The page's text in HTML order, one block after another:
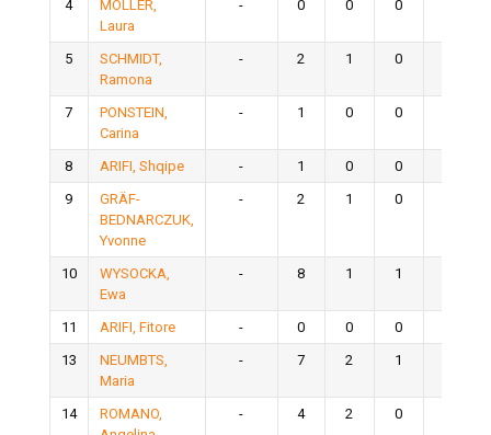
4
MÖLLER,
Laura
- 0 0 0
5
SCHMIDT,
Ramona
- 2 1 0
7
PONSTEIN,
Carina
- 1 0 0
8 ARIFI, Shqipe - 1 0 0
9
GRÄF-
BEDNARCZUK,
Yvonne
- 2 1 0
10
WYSOCKA,
Ewa
- 8 1 1
11 ARIFI, Fitore - 0 0 0
13
NEUMBTS,
Maria
- 7 2 1
14
ROMANO,
- 4 2 0